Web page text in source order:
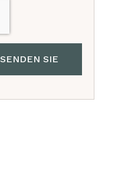
SENDEN SIE